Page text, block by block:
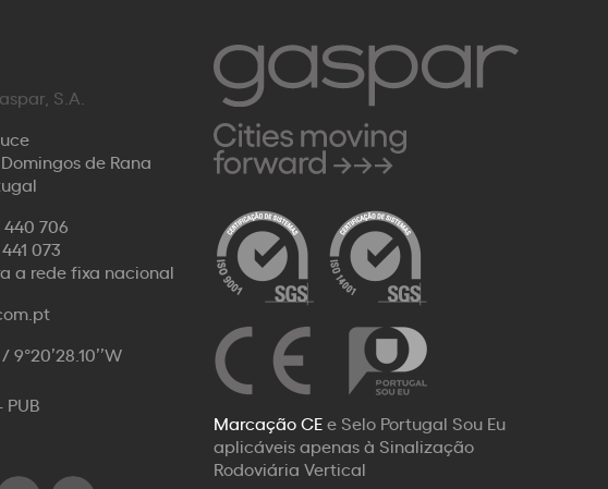
S.A.
de Rana
440 706
073
a rede fixa nacional
9°20’28.10’’W
PUB
Marcação CEe Selo Portugal Sou Eu
aplicáveis apenas à Sinalização
Rodoviária Vertical